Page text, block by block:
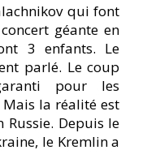
qui font
géante en
3 enfants. Le
parlé. Le coup
pour les
la réalité est
Depuis le
le Kremlin a